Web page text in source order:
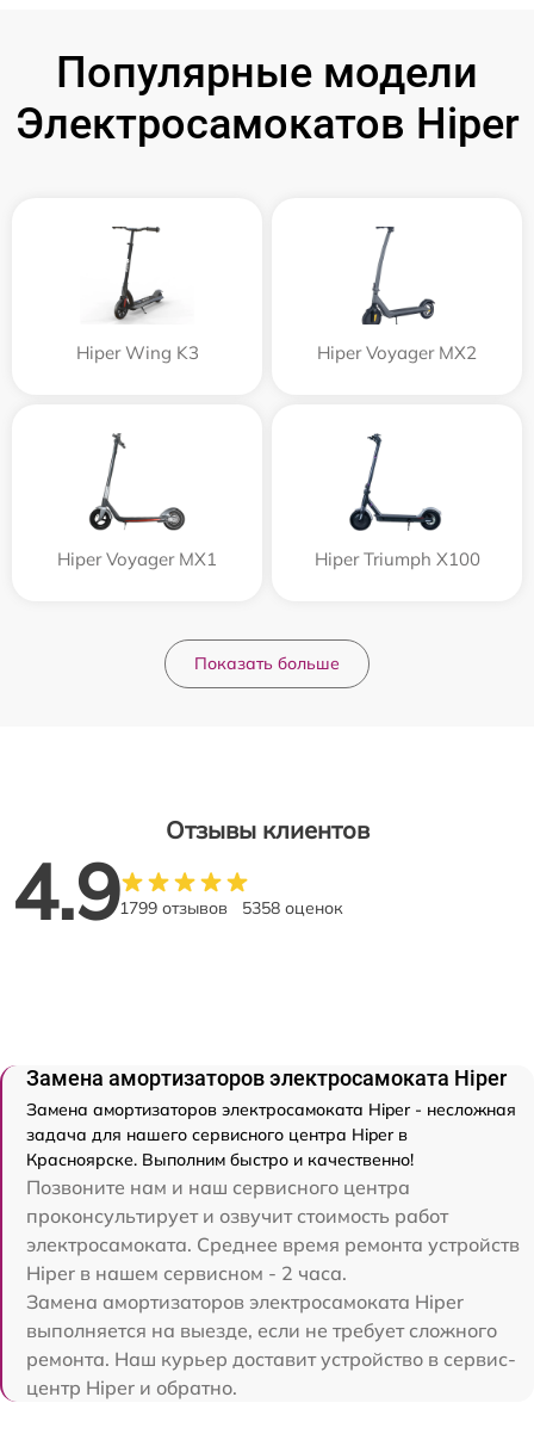
Популярные модели
Электросамокатов Hiper
Hiper Wing K3 Hiper Voyager MX2
Hiper Voyager MX1 Hiper Triumph X100
Показать больше
Отзывы клиентов
4.91799 отзывов 5358 оценок
Замена амортизаторов электросамоката Hiper
Замена амортизаторов электросамоката Hiper - несложная
задача для нашего сервисного центра Hiper в
Красноярске. Выполним быстро и качественно!
Позвоните нам и наш сервисного центра
проконсультирует и озвучит стоимость работ
электросамоката. Среднее время ремонта устройств
Hiper в нашем сервисном - 2 часа.
Замена амортизаторов электросамоката Hiper
выполняется на выезде, если не требует сложного
ремонта. Наш курьер доставит устройство в сервис-
центр Hiper и обратно.